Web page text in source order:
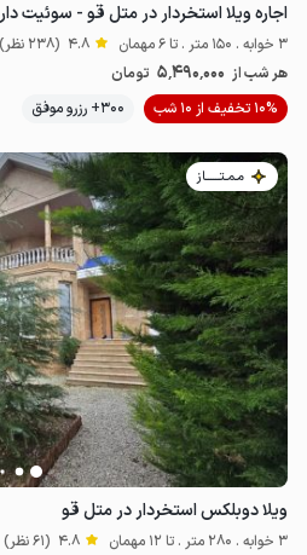
اجاره ویلا استخردار در متل قو - سوئیت دار
3 خوابه . 150 متر . تا 6 مهمان 4.8 (238 نظر)
هر شب از 5٬490٬000 تومان
10% تخفیف از 10 شب
300+ رزرو موفق
مـمـتــــــاز
ویلا دوبلکس استخردار در متل قو
3 خوابه . 280 متر . تا 12 مهمان 4.8 (61 نظر)